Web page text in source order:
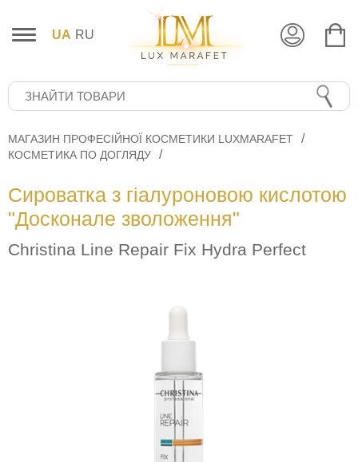
UA RU
МАГАЗИН ПРОФЕСІЙНОЇ КОСМЕТИКИ LUXMARAFET
КОСМЕТИКА ПО ДОГЛЯДУ
Сироватка з гіалуроновою кислотою
"Досконале зволоження"
Christina Line Repair Fix Hydra Perfect